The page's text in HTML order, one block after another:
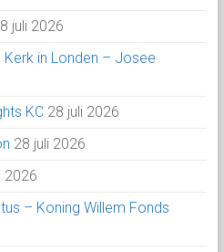
juli 2026
in Londen – Josee
KC 28 juli 2026
28 juli 2026
2026
– Koning Willem Fonds